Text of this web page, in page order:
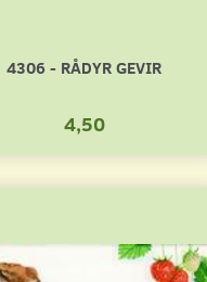
4306 - RÅDYR GEVIR
4,50